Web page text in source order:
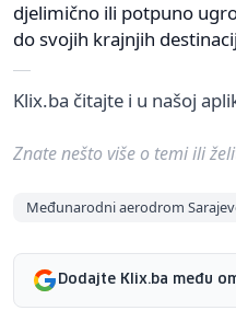
djelimično ili potpuno
do svojih krajnjih
Klix.ba čitajte i u našoj
Znate nešto više o temi ili
Međunarodni aerodrom
Dodajte Klix.ba među